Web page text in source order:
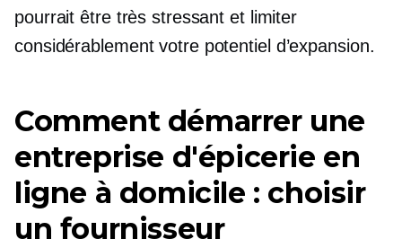
pourrait être très stressant et limiter
considérablement votre potentiel d’expansion.
Comment démarrer une
entreprise d'épicerie en
ligne à domicile : choisir
un fournisseur